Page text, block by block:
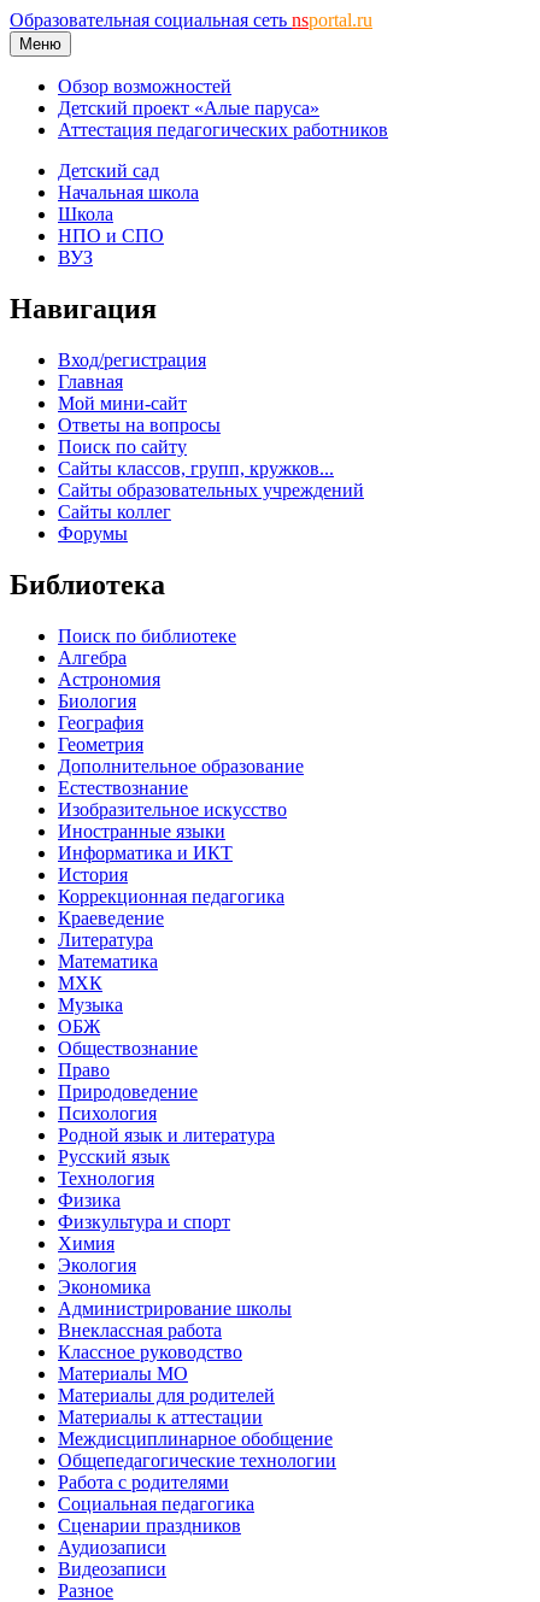
Образовательная социальная сеть nsportal.ru
Меню
Обзор возможностей
Детский проект «Алые паруса»
Аттестация педагогических работников
Детский сад
Начальная школа
Школа
НПО и СПО
ВУЗ
Навигация
Вход/регистрация
Главная
Мой мини-сайт
Ответы на вопросы
Поиск по сайту
Сайты классов, групп, кружков...
Сайты образовательных учреждений
Сайты коллег
Форумы
Библиотека
Поиск по библиотеке
Алгебра
Астрономия
Биология
География
Геометрия
Дополнительное образование
Естествознание
Изобразительное искусство
Иностранные языки
Информатика и ИКТ
История
Коррекционная педагогика
Краеведение
Литература
Математика
МХК
Музыка
ОБЖ
Обществознание
Право
Природоведение
Психология
Родной язык и литература
Русский язык
Технология
Физика
Физкультура и спорт
Химия
Экология
Экономика
Администрирование школы
Внеклассная работа
Классное руководство
Материалы МО
Материалы для родителей
Материалы к аттестации
Междисциплинарное обобщение
Общепедагогические технологии
Работа с родителями
Социальная педагогика
Сценарии праздников
Аудиозаписи
Видеозаписи
Разное